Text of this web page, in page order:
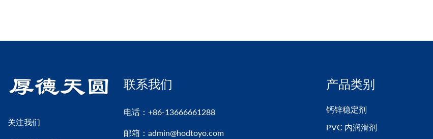
关注我们
联系我们
电话： +86-13666661288
邮箱： admin@hodtoyo.com
产品类别
钙锌稳定剂
PVC 内润滑剂